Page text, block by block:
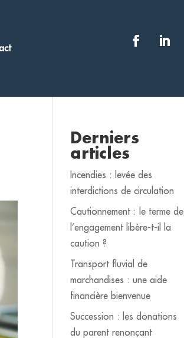
Derniers
articles
Incendies : levée des
interdictions de circulation
Cautionnement : le terme de
l’engagement libère-t-il la
caution ?
Transport fluvial de
marchandises : une aide
financière bienvenue
Succession : les donations
du parent renonçant